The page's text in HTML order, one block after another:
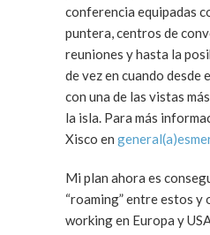
conferencia equipadas
puntera, centros de
reuniones y hasta la
de vez en cuando desde
con una de las vistas
la isla. Para más
Xisco en
Mi plan ahora es
“roaming” entre estos
working en Europa y